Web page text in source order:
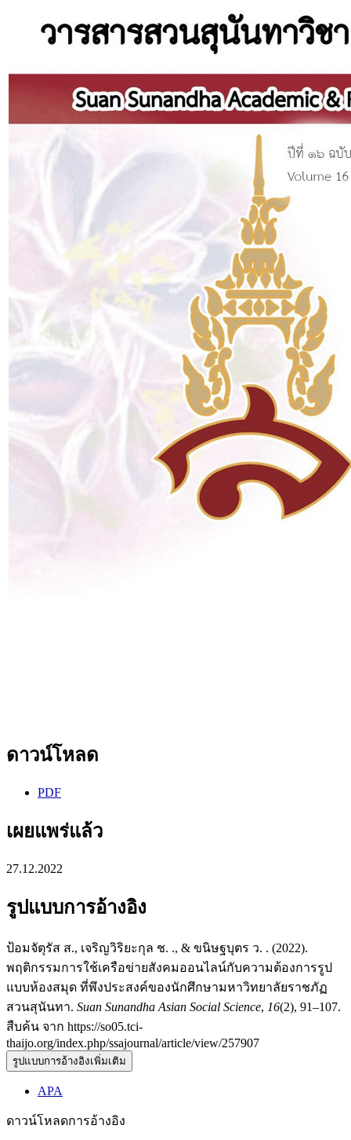
ดาวน์โหลด
PDF
เผยแพร่แล้ว
27.12.2022
รูปแบบการอ้างอิง
ป้อมจัตุรัส ส., เจริญวิริยะกุล ช. ., & ขนิษฐบุตร ว. . (2022).
พฤติกรรมการใช้เครือข่ายสังคมออนไลน์กับความต้องการรูป
แบบห้องสมุด ที่พึงประสงค์ของนักศึกษามหาวิทยาลัยราชภัฏ
สวนสุนันทา. Suan Sunandha Asian Social Science, 16(2), 91–107.
สืบค้น จาก https://so05.tci-
thaijo.org/index.php/ssajournal/article/view/257907
รูปแบบการอ้างอิงเพิ่มเติม
APA
ดาวน์โหลดการอ้างอิง